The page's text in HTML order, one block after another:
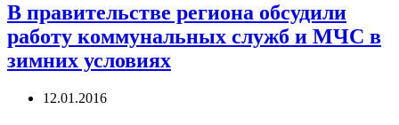
В правительстве региона обсудили
работу коммунальных служб и МЧС в
зимних условиях
12.01.2016